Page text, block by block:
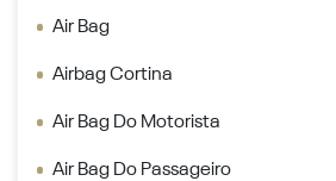
Air Bag
Airbag Cortina
Air Bag Do Motorista
Air Bag Do Passageiro